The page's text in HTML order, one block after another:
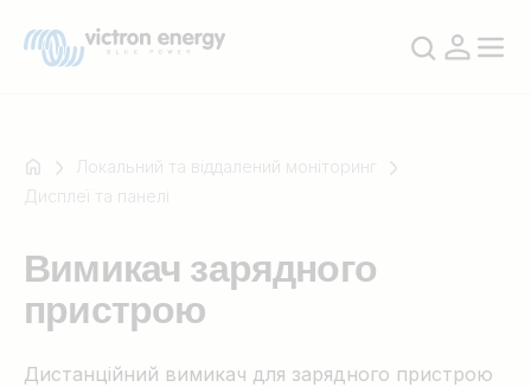
SmartSolar
Multiplus-
Orion
Локальний та віддалений моніторинг
Дисплеї та панелі
Вимикач зарядного
пристрою
Дистанційний вимикач для зарядного пристрою